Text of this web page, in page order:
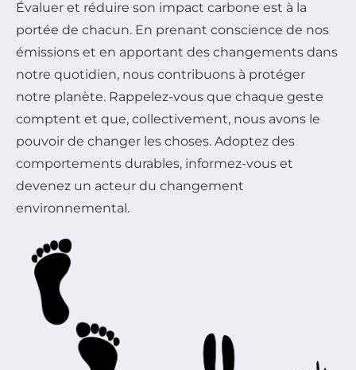
Évaluer et réduire son impact carbone est à la
portée de chacun. En prenant conscience de nos
émissions et en apportant des changements dans
notre quotidien, nous contribuons à protéger
notre planète. Rappelez-vous que chaque geste
comptent et que, collectivement, nous avons le
pouvoir de changer les choses. Adoptez des
comportements durables, informez-vous et
devenez un acteur du changement
environnemental.